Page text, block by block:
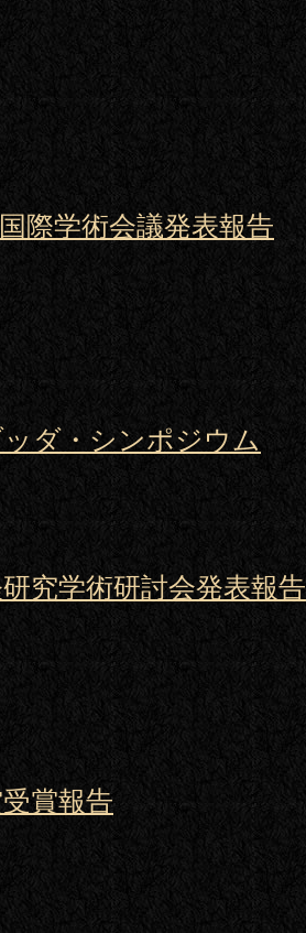
際学術会議発表報告
ダ・シンポジウム
究学術研討会発表報告
賞報告